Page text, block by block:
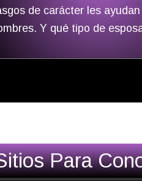
de carácter les
Y qué tipo de
Para